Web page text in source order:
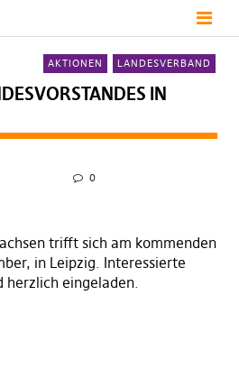
AKTIONEN LANDESVERBAND
IN
0
trifft sich am kommenden
in Leipzig. Interessierte
herzlich eingeladen.